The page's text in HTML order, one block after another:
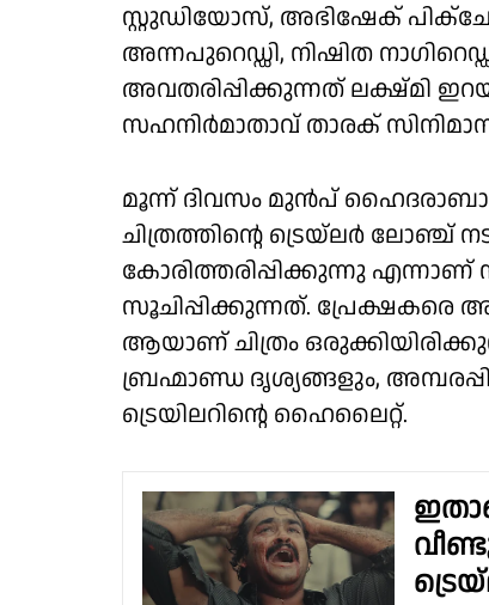
സ്റ്റുഡിയോസ്, അഭിഷേക്
അന്നപുറെഡ്ഡി, നിഷിത
അവതരിപ്പിക്കുന്നത് ലക്ഷ്മി
സഹനിർമാതാവ് താരക്
മൂന്ന് ദിവസം മുൻപ്
ചിത്രത്തിൻ്റെ ട്രെയ്‌ലർ ലോഞ്ച്
കോരിത്തരിപ്പിക്കുന്നു
സൂചിപ്പിക്കുന്നത്. പ്രേക്ഷകരെ
ആയാണ് ചിത്രം
ബ്രഹ്മാണ്ഡ ദൃശ്യങ്ങളും,
ട്രെയിലറിൻ്റെ ഹൈലൈറ്റ്.